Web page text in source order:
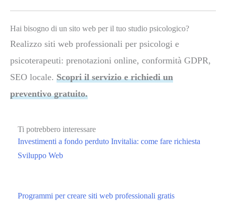
Hai bisogno di un sito web per il tuo studio psicologico?
Realizzo siti web professionali per psicologi e
psicoterapeuti: prenotazioni online, conformità GDPR,
SEO locale. Scopri il servizio e richiedi un
preventivo gratuito.
Ti potrebbero interessare
Investimenti a fondo perduto Invitalia: come fare richiesta
Sviluppo Web
Programmi per creare siti web professionali gratis